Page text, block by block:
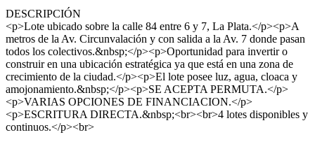
DESCRIPCIÓN
<p>Lote ubicado sobre la calle 84 entre 6 y 7, La Plata.</p><p>A
metros de la Av. Circunvalación y con salida a la Av. 7 donde pasan
todos los colectivos.&nbsp;</p><p>Oportunidad para invertir o
construir en una ubicación estratégica ya que está en una zona de
crecimiento de la ciudad.</p><p>El lote posee luz, agua, cloaca y
amojonamiento.&nbsp;</p><p>SE ACEPTA PERMUTA.</p>
<p>VARIAS OPCIONES DE FINANCIACION.</p>
<p>ESCRITURA DIRECTA.&nbsp;<br><br>4 lotes disponibles y
continuos.</p><br>